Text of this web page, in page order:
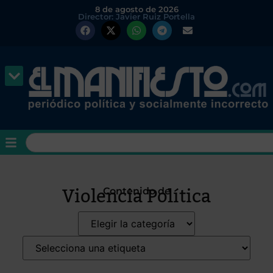
8 de agosto de 2026
Director: Javier Ruiz Portella
Contenido de
Violencia Política